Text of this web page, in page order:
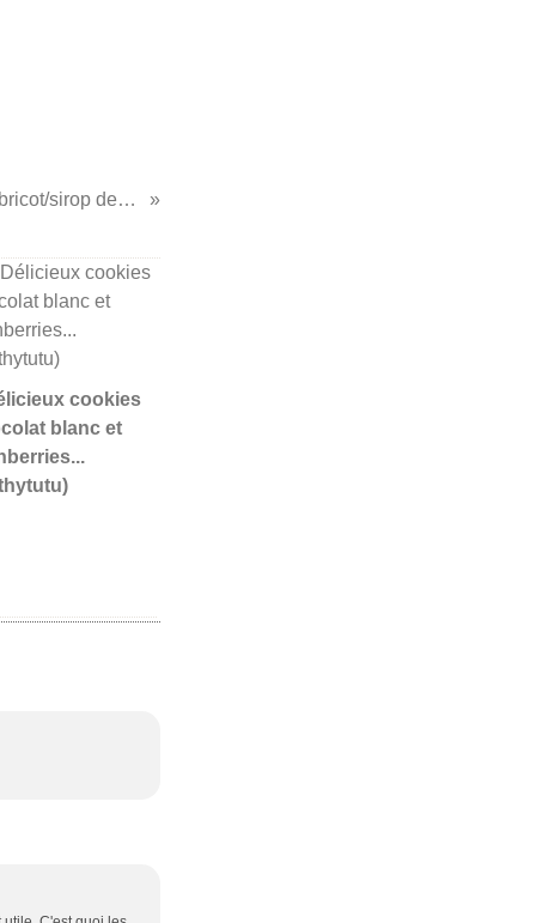
...Smoothie abricot/sirop de grenadine... (rapide)
cookies
blanc et